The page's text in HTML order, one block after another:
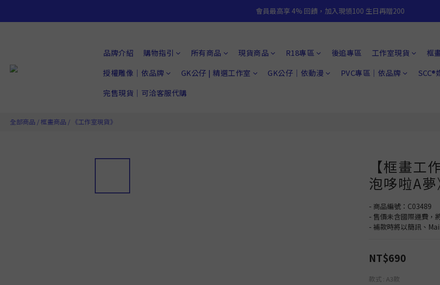
會員最高享 4% 回饋，加入現領100 生日再贈200
品牌介紹 購物指引 所有商品 現貨商品 R18專區 後追專區 工作室現貨
框
授權雕像｜依品牌
GK公仔 | 精選工作室 GK公仔｜依動漫 PVC專區｜依品牌
SCC®
完售現貨｜可洽客服代購
全部商品 /框畫商品 / 《工作室現貨》
【框畫工
泡哆啦A
- 商品編號：C03489
- 售價未含國際運費，
- 補款時將以簡訊、
NT$690
款式 : A3款